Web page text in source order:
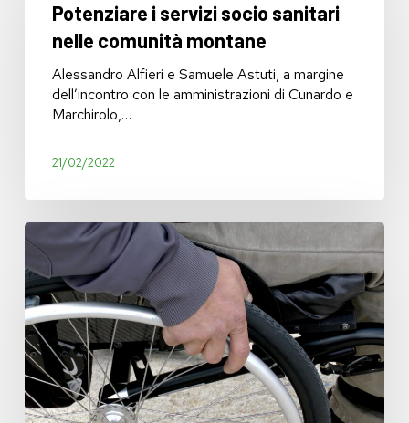
socio
sanitari
comunità
montane
Potenziare i servizi socio sanitari
nelle comunità montane
Alessandro Alfieri e Samuele Astuti, a margine
dell’incontro con le amministrazioni di Cunardo e
Marchirolo,…
21/02/2022
Disabilità:
arriva
il
Piano,
ma
è
in
ritardo
e
le